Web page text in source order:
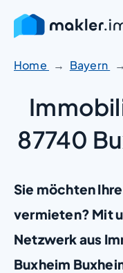
Zum
Inhalt
springen
Home Bayern
87740
Sie möchten
vermieten? Mit
Netzwerk aus
Buxheim